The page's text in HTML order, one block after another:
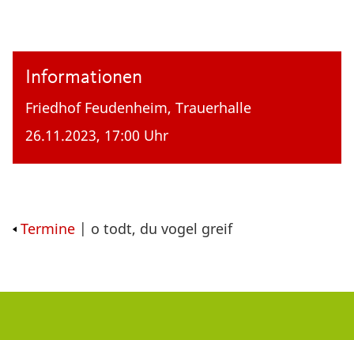
Informationen
Friedhof Feudenheim, Trauerhalle
26.11.2023, 17:00 Uhr
Termine | o todt, du vogel greif